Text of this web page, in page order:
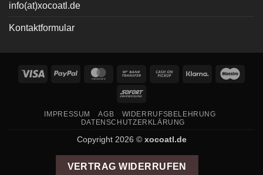
info(at)xocoatl.de
Kontaktformular
Visa PayPal MasterCardBank
Cash
Klarna
Sofort
IMPRESSUM AGB
WIDERRUFSBELEHRUNG
DATENSCHUTZERKLÄRUNG
Copyright 2026 © xocoatl.de
VERTRAG WIDERRUFEN